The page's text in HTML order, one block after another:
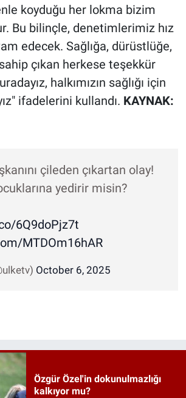
koyduğu her lokma bizim
Bu bilinçle, denetimlerimiz hız
edecek. Sağlığa, dürüstlüğe,
çıkan herkese teşekkür
halkımızın sağlığı için
ifadelerini kullandı. KAYNAK:
çileden çıkartan olay!
yedirir misin?
6Q9doPjz7t
MTDOm16hAR
October 6, 2025
Özgür Özel'in dokunulmazlığı
kalkıyor mu?